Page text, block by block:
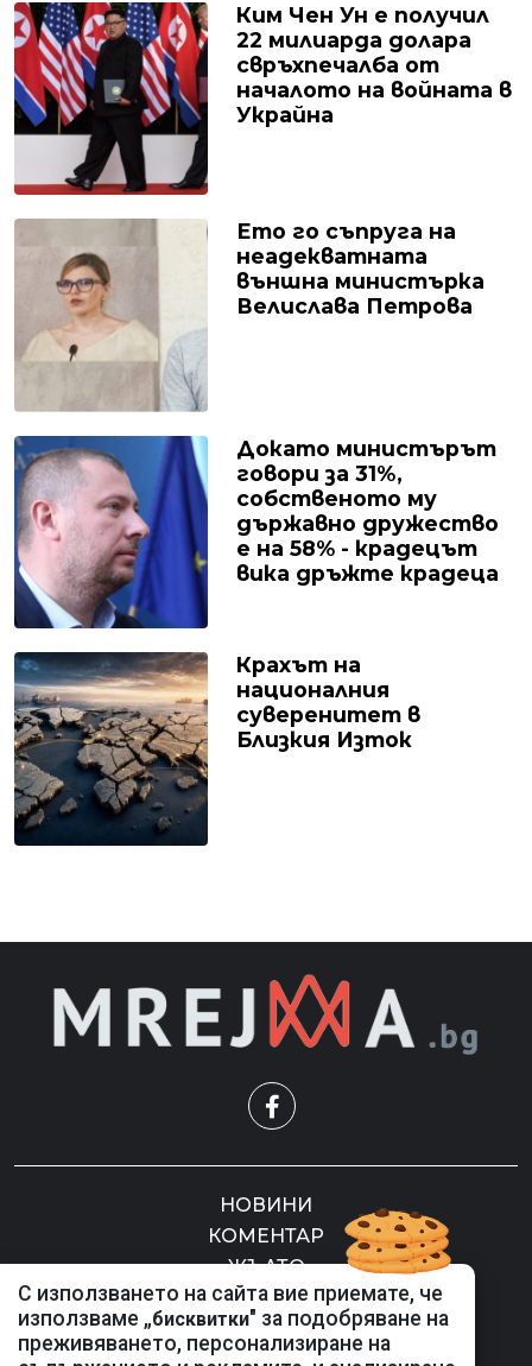
Ким Чен Ун е получил
22 милиарда долара
свръхпечалба от
началото на войната в
Украйна
Ето го съпруга на
неадекватната
външна министърка
Велислава Петрова
Докато министърът
говори за 31%,
собственото му
държавно дружество
е на 58% - крадецът
вика дръжте крадеца
Крахът на
националния
суверенитет в
Близкия Изток
С използването на сайта вие приемате, че
използваме „бисквитки" за подобряване на
преживяването, персонализиране на
НОВИНИ
КОМЕНТАР
ЖЪЛТО
СКАНДАЛИ
СЕНЗАЦИОННО
СПОРТ